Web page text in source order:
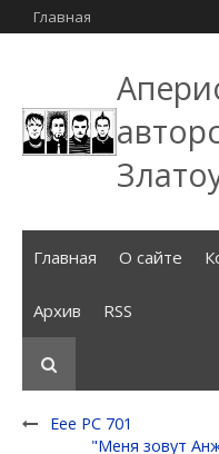
Главная
Главная О сайте
Архив RSS
Eee PC 701
"Меня зовут